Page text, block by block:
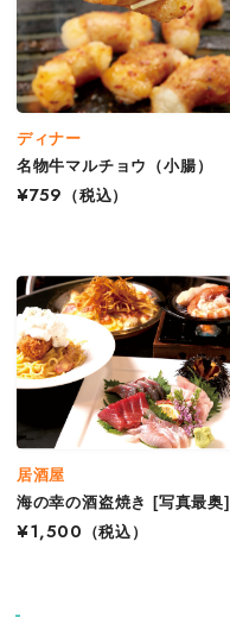
ディナー
名物牛マルチョウ（小腸）
¥759
（税込）
居酒屋
海の幸の酒盗焼き [写真最奥]
¥1,500
（税込）